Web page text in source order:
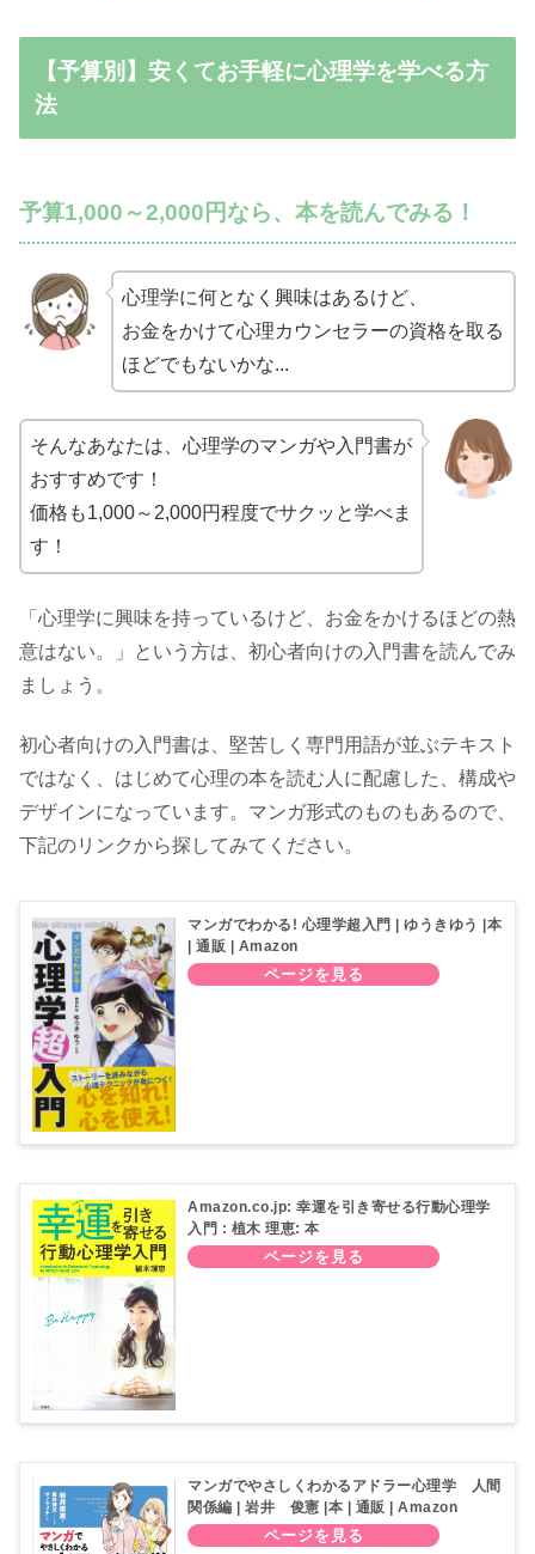
【予算別】安くてお手軽に心理学を学べる方
法
予算1,000～2,000円なら、本を読んでみる！
心理学に何となく興味はあるけど、
お金をかけて心理カウンセラーの資格を取る
ほどでもないかな...
そんなあなたは、心理学のマンガや入門書が
おすすめです！
価格も1,000～2,000円程度でサクッと学べま
す！
「心理学に興味を持っているけど、お金をかけるほどの熱
意はない。」という方は、初心者向けの入門書を読んでみ
ましょう。
初心者向けの入門書は、堅苦しく専門用語が並ぶテキスト
ではなく、はじめて心理の本を読む人に配慮した、構成や
デザインになっています。マンガ形式のものもあるので、
下記のリンクから探してみてください。
マンガでわかる! 心理学超入門 | ゆうきゆう |本
| 通販 | Amazon
Amazon.co.jp: 幸運を引き寄せる行動心理学
入門 : 植木 理恵: 本
マンガでやさしくわかるアドラー心理学 人間
関係編 | 岩井 俊憲 |本 | 通販 | Amazon